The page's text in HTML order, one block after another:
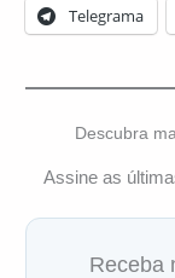
Telegrama
Descubra
Assine as
Receba